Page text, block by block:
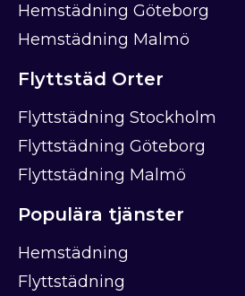
Populära tjänster
Hemstädning
Flyttstädning
Flyttstäd Orter
Flyttstädning Stockholm
Flyttstädning Göteborg
Flyttstädning Malmö
Hemstädning Göteborg
Hemstädning Malmö